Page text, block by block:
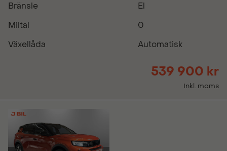
Bränsle
El
Miltal
0
Växellåda
Automatisk
539 900 kr
Inkl. moms